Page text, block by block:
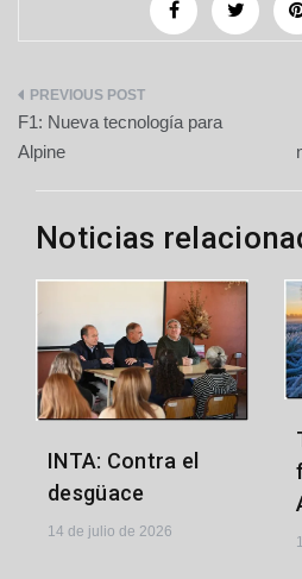
Navegación
de
entradas
F1: Nueva tecnología para
Alpine
Noticias
INTA: Contra el
desgüace
14 de julio de 2026